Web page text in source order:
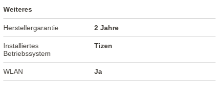
Weiteres
Herstellergarantie 2 Jahre
Installiertes
Betriebssystem
Tizen
WLAN Ja